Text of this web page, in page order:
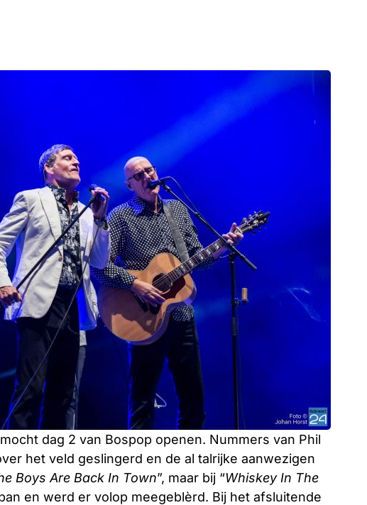
dag 2 van Bospop openen. Nummers van Phil
het veld geslingerd en de al talrijke aanwezigen
Boys Are Back In Town”, maar bij “Whiskey In The
en werd er volop meegeblèrd. Bij het afsluitende